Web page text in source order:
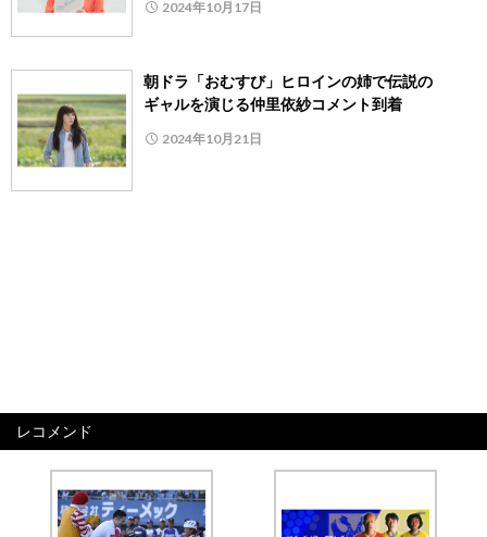
2024年10月17日
朝ドラ「おむすび」ヒロインの姉で伝説の
ギャルを演じる仲里依紗コメント到着
2024年10月21日
レコメンド